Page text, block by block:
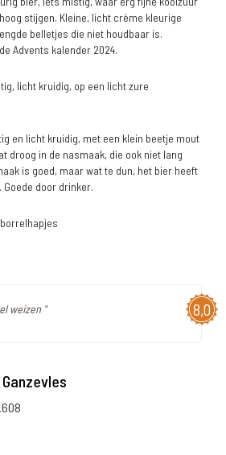
stijgen. Kleine, licht crème kleurige
belletjes die niet houdbaar is.
Advents kalender 2024.
licht kruidig, op een licht zure
en licht kruidig, met een klein beetje mout
droog in de nasmaak, die ook niet lang
is goed, maar wat te dun, het bier heeft
door drinker.
borrelhapjes
8,0
weizen "